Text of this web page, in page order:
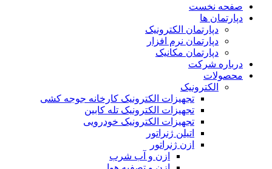
صفحه نخست
دپارتمان ها
دپارتمان الکترونیک
دپارتمان نرم افزار
دپارتمان مکانیک
درباره شرکت
محصولات
الکترونیک
تجهیزات الکترونیک کارخانه جوجه کشی
تجهیزات الکترونیک تله کابین
تجهیزات الکترونیک خودرویی
اتیلن ژنراتور
ازن ژنراتور
ازن و آب شرب